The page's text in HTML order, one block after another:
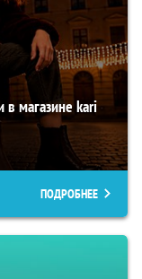
магазине kari
ПОДРОБНЕЕ